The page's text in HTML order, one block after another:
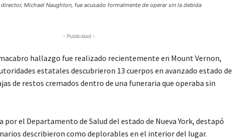
Michael Naughton, fue acusado formalmente de operar sin la debida
- Publicidad -
macabro hallazgo fue realizado recientemente en Mount Vernon,
estatales descubrieron 13 cuerpos en avanzado estado de
de restos cremados dentro de una funeraria que operaba sin
por el Departamento de Salud del estado de Nueva York, destapó
describieron como deplorables en el interior del lugar.